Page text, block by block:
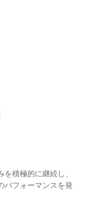
積極的に継続し、
パフォーマンスを発